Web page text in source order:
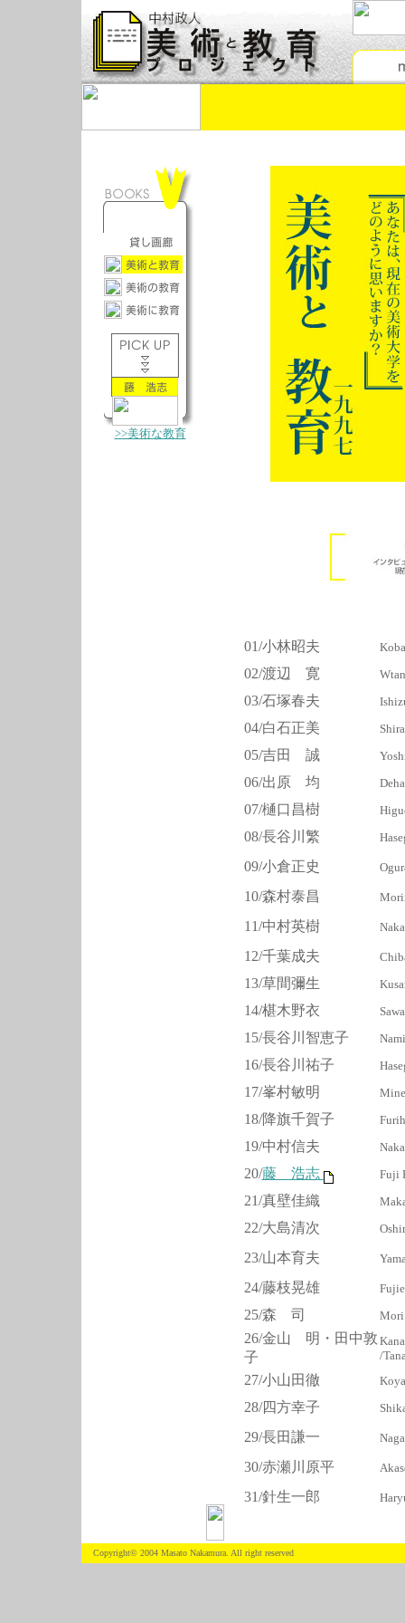
>>美術な教育
01/小林昭夫
02/渡辺 寛
03/石塚春夫
04/白石正美
05/吉田 誠
06/出原 均
07/樋口昌樹
08/長谷川繁
09/小倉正史
10/森村泰昌
11/中村英樹
12/千葉成夫
13/草間彌生
14/椹木野衣
15/長谷川智恵子
16/長谷川祐子
17/峯村敏明
18/降旗千賀子
19/中村信夫
20/藤 浩志 Fuji
21/真壁佳織
22/大島清次
23/山本育夫
24/藤枝晃雄
25/森 司 Mori
26/金山 明・田中敦
子
/
27/小山田徹
28/四方幸子
29/長田謙一
30/赤瀬川原平
31/針生一郎
Copyright© 2004 Masato Nakamura. All right reserved